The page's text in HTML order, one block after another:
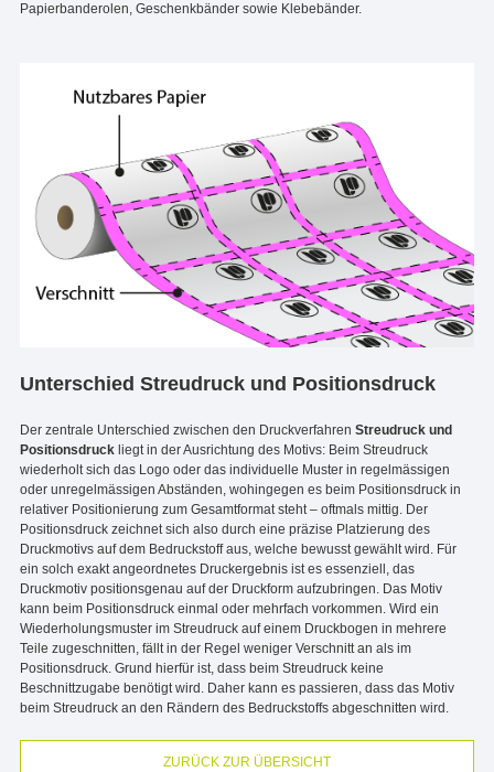
Papierbanderolen, Geschenkbänder sowie Klebebänder.
Unterschied Streudruck und Positionsdruck
Der zentrale Unterschied zwischen den Druckverfahren Streudruck und
Positionsdruck liegt in der Ausrichtung des Motivs: Beim Streudruck
wiederholt sich das Logo oder das individuelle Muster in regelmässigen
oder unregelmässigen Abständen, wohingegen es beim Positionsdruck in
relativer Positionierung zum Gesamtformat steht – oftmals mittig. Der
Positionsdruck zeichnet sich also durch eine präzise Platzierung des
Druckmotivs auf dem Bedruckstoff aus, welche bewusst gewählt wird. Für
ein solch exakt angeordnetes Druckergebnis ist es essenziell, das
Druckmotiv positionsgenau auf der Druckform aufzubringen. Das Motiv
kann beim Positionsdruck einmal oder mehrfach vorkommen. Wird ein
Wiederholungsmuster im Streudruck auf einem Druckbogen in mehrere
Teile zugeschnitten, fällt in der Regel weniger Verschnitt an als im
Positionsdruck. Grund hierfür ist, dass beim Streudruck keine
Beschnittzugabe benötigt wird. Daher kann es passieren, dass das Motiv
beim Streudruck an den Rändern des Bedruckstoffs abgeschnitten wird.
ZURÜCK ZUR ÜBERSICHT